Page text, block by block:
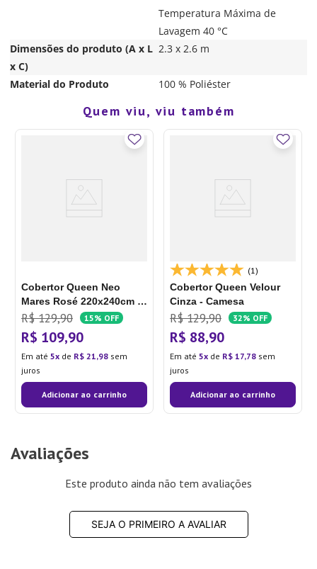
Temperatura Máxima de
Lavagem 40 °C
Dimensões do produto (A x L
x C)
2.3 x 2.6 m
Material do Produto 100 % Poliéster
Quem viu, viu também
Cobertor Queen Neo
Mares Rosé 220x240cm -
Camesa
R$ 129,90 15% OFF
R$ 109,90
Em até 5 de R$ 21,98 sem
juros
Adicionar ao carrinho
(1)
Cobertor Queen Velour
Cinza - Camesa
R$ 129,90 32% OFF
R$ 88,90
Em até 5 de R$ 17,78 sem
juros
Adicionar ao carrinho
Avaliações
Este produto ainda não tem avaliações
SEJA O PRIMEIRO A AVALIAR